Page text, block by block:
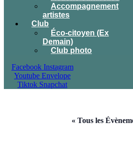
Accompagnement
artistes
Club
Éco-citoyen (Ex
Demain)
Club photo
Facebook Instagram
Youtube Envelope
Tiktok Snapchat
« Tous les